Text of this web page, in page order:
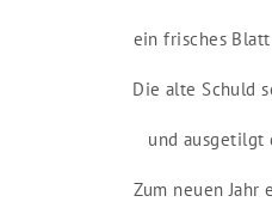
ein frisches
Die alte Schuld
und ausgetilgt
Zum neuen Jahr